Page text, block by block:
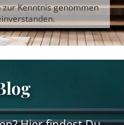
zur Kenntnis genommen